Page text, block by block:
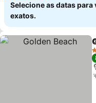
Selecione as datas para
exatos.